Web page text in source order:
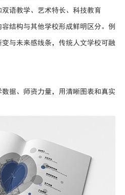
语教学、艺术特长、科技教育
结构与其他学校形成鲜明区分。例
与未来感线条，传统人文学校可融
据、师资力量，用清晰图表和真实